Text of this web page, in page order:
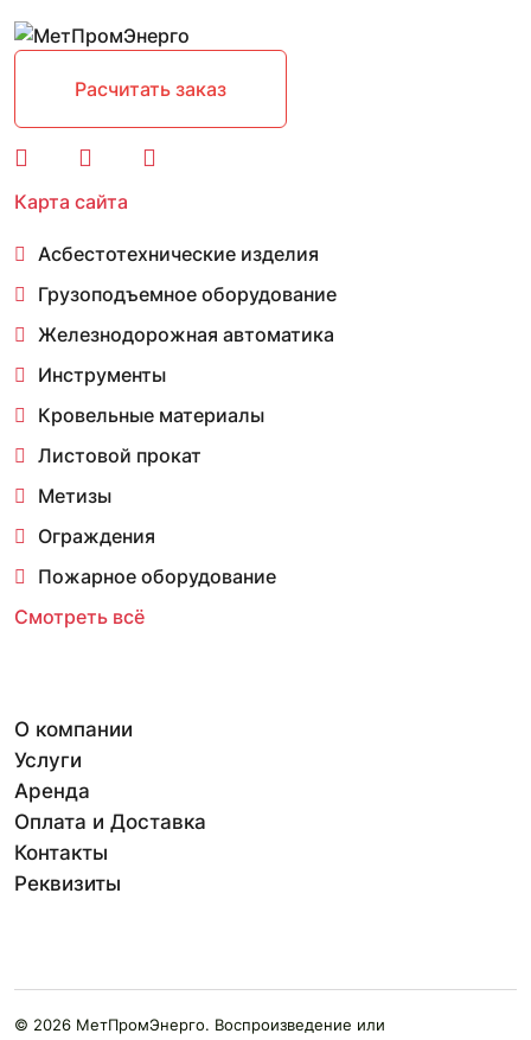
Расчитать заказ
Карта сайта
Асбестотехнические изделия
Грузоподъемное оборудование
Железнодорожная автоматика
Инструменты
Кровельные материалы
Листовой прокат
Метизы
Ограждения
Пожарное оборудование
Смотреть всё
О компании
Услуги
Аренда
Оплата и Доставка
Контакты
Реквизиты
© 2026 МетПромЭнерго. Воспроизведение или